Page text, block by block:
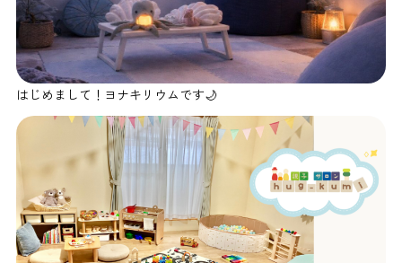
はじめまして！ヨナキリウムです🌙